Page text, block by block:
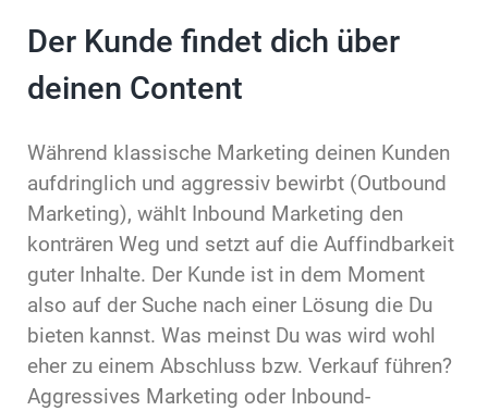
Der Kunde findet dich über
deinen Content
Während klassische Marketing deinen Kunden
aufdringlich und aggressiv bewirbt (Outbound
Marketing), wählt Inbound Marketing den
konträren Weg und setzt auf die Auffindbarkeit
guter Inhalte. Der Kunde ist in dem Moment
also auf der Suche nach einer Lösung die Du
bieten kannst. Was meinst Du was wird wohl
eher zu einem Abschluss bzw. Verkauf führen?
Aggressives Marketing oder Inbound-